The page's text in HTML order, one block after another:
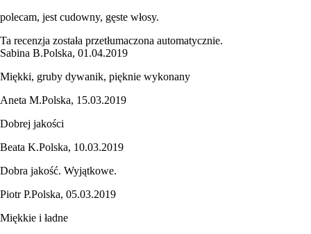
polecam, jest cudowny, gęste włosy.
Ta recenzja została przetłumaczona automatycznie.
Sabina B.Polska, 01.04.2019
Miękki, gruby dywanik, pięknie wykonany
Aneta M.Polska, 15.03.2019
Dobrej jakości
Beata K.Polska, 10.03.2019
Dobra jakość. Wyjątkowe.
Piotr P.Polska, 05.03.2019
Miękkie i ładne